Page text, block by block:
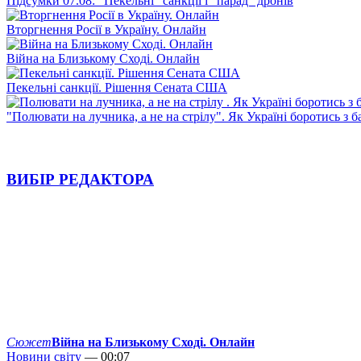
Вторгнення Росії в Україну. Онлайн
Війна на Близькому Сході. Онлайн
Пекельні санкції. Рішення Сената США
"Полювати на лучника, а не на стрілу". Як Україні боротись з
ВИБІР РЕДАКТОРА
СюжетВійна на Близькому Сході. Онлайн
Новини світу — 00:07